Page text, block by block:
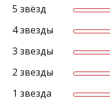
5 звёзд
4 звезды
3 звезды
2 звезды
1 звезда